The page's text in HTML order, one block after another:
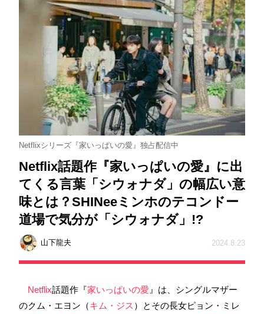
Netflixシリーズ『家いっぱいの愛』独占配信中
Netflix話題作『家いっぱいの愛』に出
てくる言葉「シウォナダ」の幅広い意
味とは？SHINeeミンホのテコンドー
道場で気分が「シウォナダ」!?
山下龍夫 2024.8.23
Netflix話題作『家いっぱいの愛 』は、シングルマザー
のクム・エヨン（キム・ジス ）とその長女ピョン・ミレ